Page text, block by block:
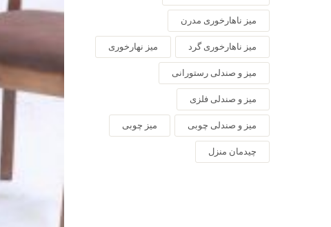
میز ناهارخوری مدرن
میز ناهارخوری گرد میز نهارخوری
میز و صندلی رستورانی
میز و صندلی فلزی
میز و صندلی چوبی میز چوبی
چیدمان منزل